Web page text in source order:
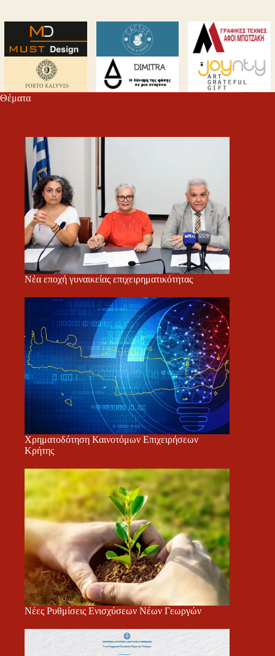
Θέματα
Νέα εποχή γυναικείας επιχειρηματικότητας
Χρηματοδότηση Καινοτόμων Επιχειρήσεων
Κρήτης
Νέες Ρυθμίσεις Ενισχύσεων Νέων Γεωργών